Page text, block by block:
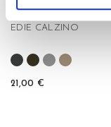
EDIE CALZINO
21,00 €